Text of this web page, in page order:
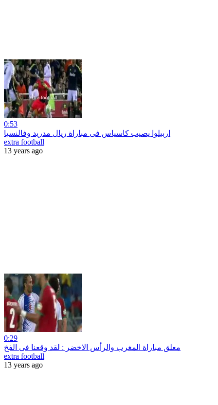
0:53
اربيلوا يصيب كاسياس فى مباراة ريال مدريد وفالنسيا
extra football
13 years ago
0:29
معلق مباراة المغرب والرأس الاخضر : لقد وقعنا فى الفخ
extra football
13 years ago